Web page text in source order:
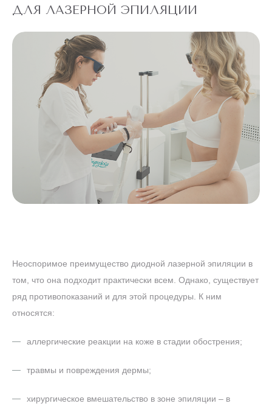
ДЛЯ ЛАЗЕРНОЙ ЭПИЛЯЦИИ
Неоспоримое преимущество диодной лазерной эпиляции в
том, что она подходит практически всем. Однако, существует
ряд противопоказаний и для этой процедуры. К ним
относятся:
аллергические реакции на коже в стадии обострения;
травмы и повреждения дермы;
хирургическое вмешательство в зоне эпиляции – в